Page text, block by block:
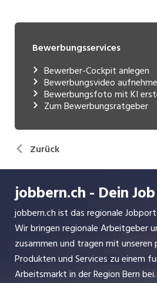
Bewerbungsservices
Bewerber-Cockpit anlegen
Bewerbungsvideo
Bewerbungsfoto mit KI
Zum Bewerbungsratgeber
Zurück
jobbern.ch - Dein
jobbern.ch ist das regionale
Wir bringen regionale Arbeitgeber
zusammen und tragen mit unseren
Produkten und Services zu einem
Arbeitsmarkt in der Region Bern bei.